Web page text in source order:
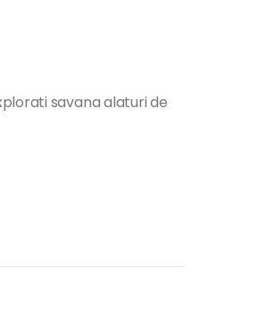
savana alaturi de